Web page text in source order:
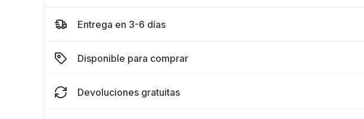
Entrega en 3-6 días
Disponible para comprar
Devoluciones gratuitas